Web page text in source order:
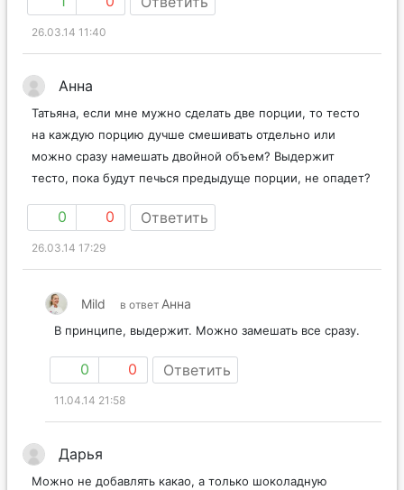
26.03.14 11:40
Анна
Татьяна, если мне мужно сделать две порции, то тесто
на каждую порцию дучше смешивать отдельно или
можно сразу намешать двойной объем? Выдержит
тесто, пока будут печься предыдуще порции, не опадет?
0 0 Ответить
26.03.14 17:29
Mild в ответ Анна
В принципе, выдержит. Можно замешать все сразу.
0 0 Ответить
11.04.14 21:58
Дарья
Можно не добавлять какао, а только шоколадную